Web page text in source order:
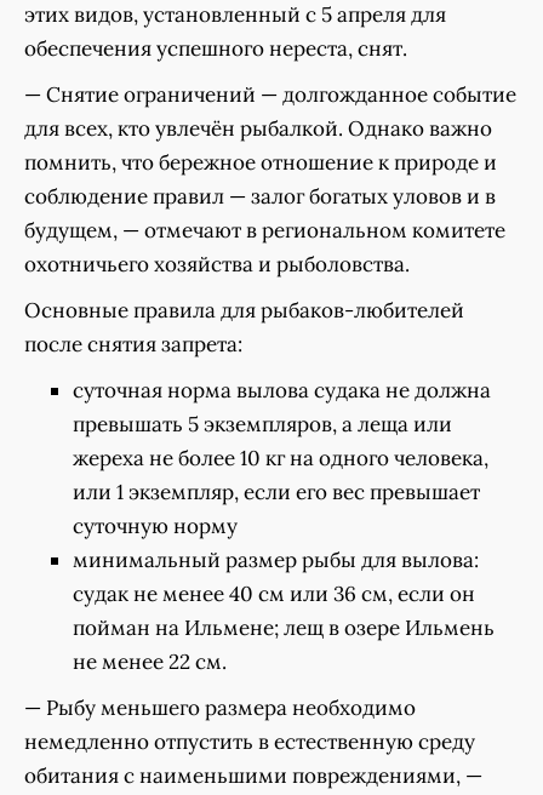
этих видов, установленный с 5 апреля для
обеспечения успешного нереста, снят.
— Снятие ограничений — долгожданное событие
для всех, кто увлечён рыбалкой. Однако важно
помнить, что бережное отношение к природе и
соблюдение правил — залог богатых уловов и в
будущем, — отмечают в региональном комитете
охотничьего хозяйства и рыболовства.
Основные правила для рыбаков-любителей
после снятия запрета:
суточная норма вылова судака не должна
превышать 5 экземпляров, а леща или
жереха не более 10 кг на одного человека,
или 1 экземпляр, если его вес превышает
суточную норму
минимальный размер рыбы для вылова:
судак не менее 40 см или 36 см, если он
пойман на Ильмене; лещ в озере Ильмень
не менее 22 см.
— Рыбу меньшего размера необходимо
немедленно отпустить в естественную среду
обитания с наименьшими повреждениями, —